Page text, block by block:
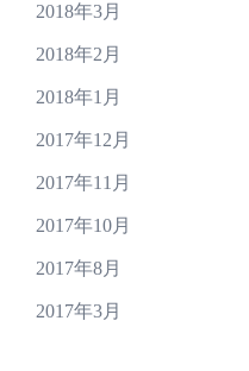
2018年3月
2018年2月
2018年1月
2017年12月
2017年11月
2017年10月
2017年8月
2017年3月